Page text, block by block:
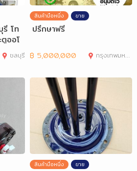
รี โท
ออโ
ชลบุรี
สินค้ามือหนึ่ง ขาย
ปรึกษาฟรี
฿ 5,000,000 กรุงเทพมหานคร
สินค้ามือหนึ่ง ขาย